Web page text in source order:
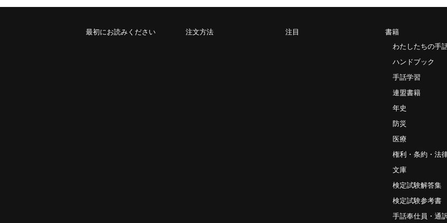
最初にお読みください 注文方法 注目
書籍
わたしたちの手
ハンドブック
手話学習
連盟書籍
年史
防災
医療
権利・条約・法
文庫
検定試験解答集
検定試験参考書
手話奉仕員・通